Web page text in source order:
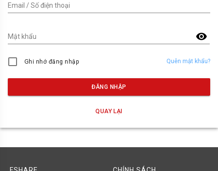
Email / Số điện thoại
visibility
Mật khẩu
Ghi nhớ đăng nhập Quên mật khẩu?
ĐĂNG NHẬP
QUAY LẠI